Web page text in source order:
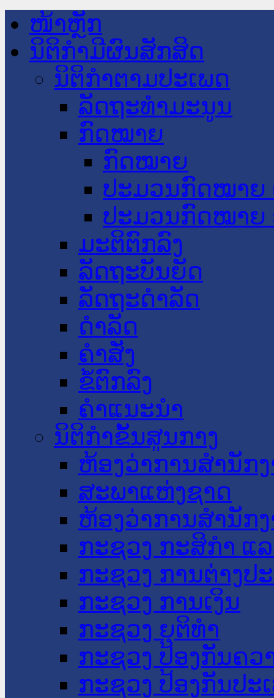
ໜ້າຫຼັກ
ນິຕິກໍາມີຜົນສັກສິດ
ນິຕິກໍາຕາມປະເພດ
ລັດຖະທໍາມະນູນ
ກົດໝາຍ
ກົດໝາຍ
ປະມວນກົດໝາຍ
ປະມວນກົດໝາຍ
ມະຕິຕົກລົງ
ລັດຖະບັນຍັດ
ລັດຖະດໍາລັດ
ດໍາລັດ
ຄໍາສັ່ງ
ຂໍ້ຕົກລົງ
ຄໍາແນະນໍາ
ນິຕິກໍາຂັ້ນສູນກາງ
ຫ້ອງວ່າການສໍານັກ
ສະພາແຫ່ງຊາດ
ຫ້ອງວ່າການສຳນັກ
ກະຊວງ ກະສິກຳ ແ
ກະຊວງ ການຕ່າງປ
ກະຊວງ ການເງິນ
ກະຊວງ ຍຸຕິທໍາ
ກະຊວງ ປ້ອງກັນຄວ
ກະຊວງ ປ້ອງກັນປະ